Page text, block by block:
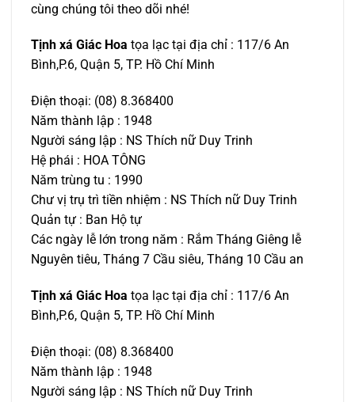
cùng chúng tôi theo dõi nhé!
Tịnh xá Giác Hoa tọa lạc tại địa chỉ : 117/6 An
Bình,P.6, Quận 5, TP. Hồ Chí Minh
Điện thoại: (08) 8.368400
Năm thành lập : 1948
Người sáng lập : NS Thích nữ Duy Trinh
Hệ phái : HOA TÔNG
Năm trùng tu : 1990
Chư vị trụ trì tiền nhiệm : NS Thích nữ Duy Trinh
Quản tự : Ban Hộ tự
Các ngày lễ lớn trong năm : Rắm Tháng Giêng lễ
Nguyên tiêu, Tháng 7 Cầu siêu, Tháng 10 Cầu an
Tịnh xá Giác Hoa tọa lạc tại địa chỉ : 117/6 An
Bình,P.6, Quận 5, TP. Hồ Chí Minh
Điện thoại: (08) 8.368400
Năm thành lập : 1948
Người sáng lập : NS Thích nữ Duy Trinh